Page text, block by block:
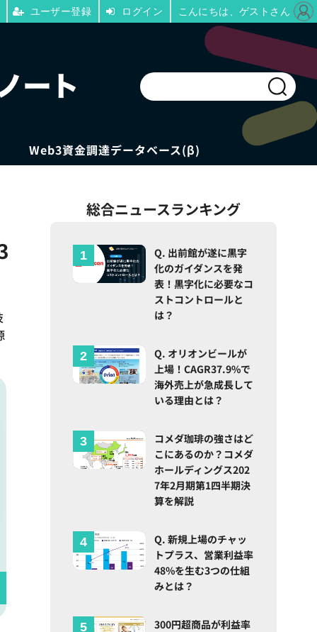
Web3資金調達データベース(β)
総合ニュースランキング
Q. 出前館が遂に黒字
化のガイダンスを発
表！黒字化に必要なコ
ストコントロールと
は？
Q. オリオンビールが
上場！CAGR37.9%で
海外売上が急成長して
いる理由とは？
コメダ珈琲の強さはど
こにあるのか？コメダ
ホールディングス202
7年2月期第1四半期決
算を解説
Q. 新規上場のチャッ
トプラス、営業利益率
48%を生む3つの仕組
みとは？
300円超商品が利益率
ユーザー登録 ログイン こんにちは、ゲストさん